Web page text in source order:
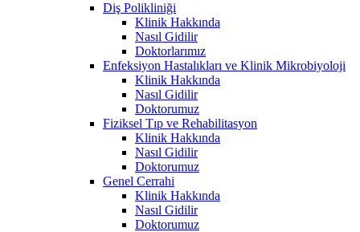
Diş Polikliniği
Klinik Hakkında
Nasıl Gidilir
Doktorlarımız
Enfeksiyon Hastalıkları ve Klinik Mikrobiyoloji
Klinik Hakkında
Nasıl Gidilir
Doktorumuz
Fiziksel Tıp ve Rehabilitasyon
Klinik Hakkında
Nasıl Gidilir
Doktorumuz
Genel Cerrahi
Klinik Hakkında
Nasıl Gidilir
Doktorumuz